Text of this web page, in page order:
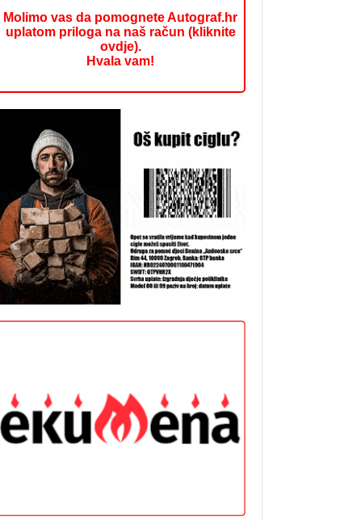
Molimo vas da pomognete Autograf.hr
uplatom priloga na naš račun (kliknite
ovdje).
Hvala vam!